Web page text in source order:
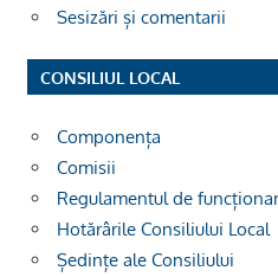
Sesizări și comentarii
CONSILIUL LOCAL
Componența
Comisii
Regulamentul de
Hotărârile Consiliului Local
Ședințe ale Consiliului